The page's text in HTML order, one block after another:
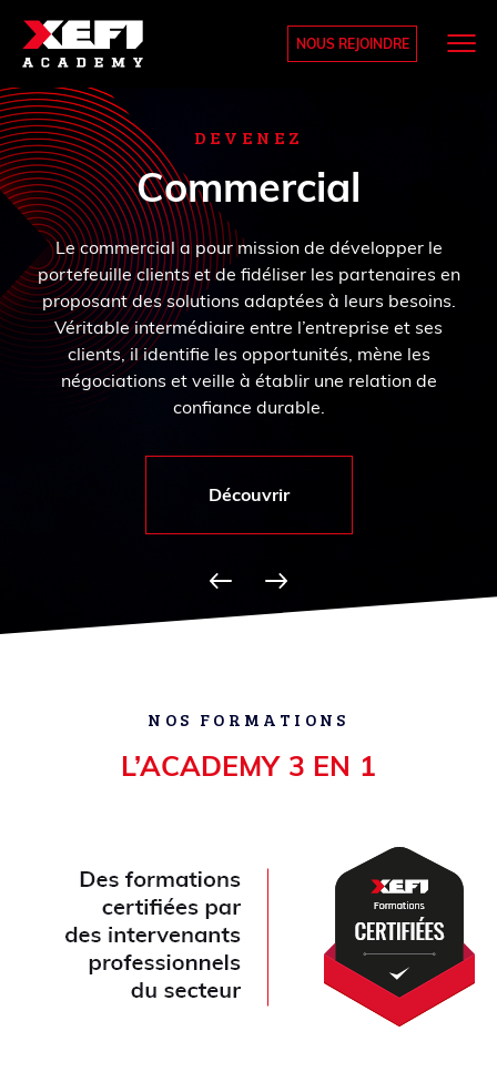
NOUS REJOINDRE
DEVENEZ
Commercial
Le commercial a pour mission de développer le
portefeuille clients et de fidéliser les partenaires en
proposant des solutions adaptées à leurs besoins.
Véritable intermédiaire entre l’entreprise et ses
clients, il identifie les opportunités, mène les
négociations et veille à établir une relation de
confiance durable.
Découvrir
NOS FORMATIONS
L’ACADEMY 3 EN 1